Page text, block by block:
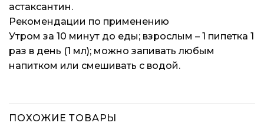
астаксантин.
Рекомендации по применению
Утром за 10 минут до еды; взрослым – 1 пипетка 1
раз в день (1 мл); можно запивать любым
напитком или смешивать с водой.
ПОХОЖИЕ ТОВАРЫ